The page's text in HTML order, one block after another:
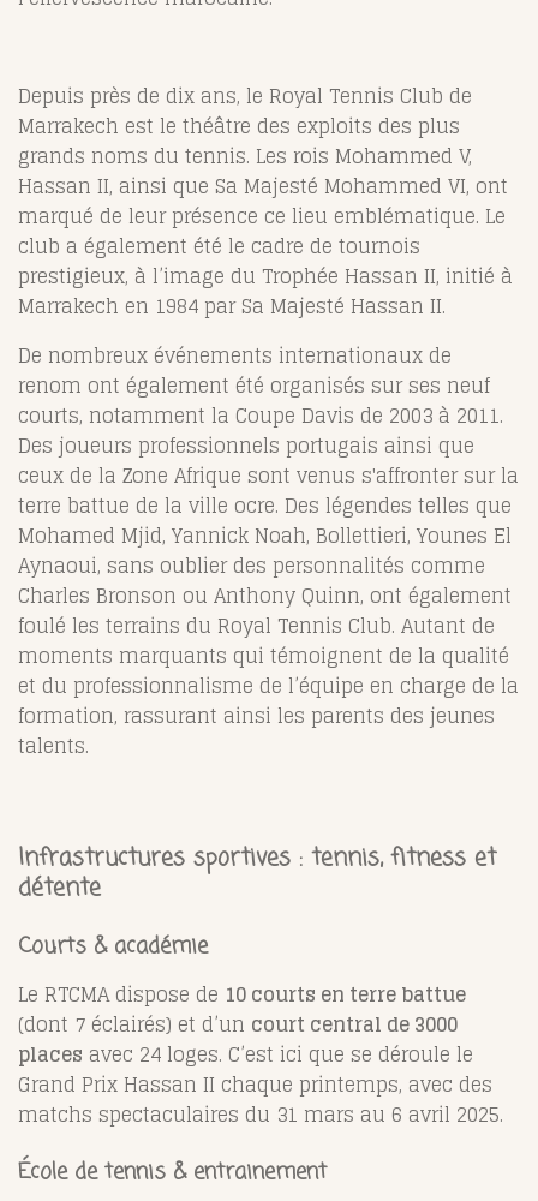
Depuis près de dix ans, le Royal Tennis Club de
Marrakech est le théâtre des exploits des plus
grands noms du tennis. Les rois Mohammed V,
Hassan II, ainsi que Sa Majesté Mohammed VI, ont
marqué de leur présence ce lieu emblématique. Le
club a également été le cadre de tournois
prestigieux, à l’image du Trophée Hassan II, initié à
Marrakech en 1984 par Sa Majesté Hassan II.
De nombreux événements internationaux de
renom ont également été organisés sur ses neuf
courts, notamment la Coupe Davis de 2003 à 2011.
Des joueurs professionnels portugais ainsi que
ceux de la Zone Afrique sont venus s'affronter sur la
terre battue de la ville ocre. Des légendes telles que
Mohamed Mjid, Yannick Noah, Bollettieri, Younes El
Aynaoui, sans oublier des personnalités comme
Charles Bronson ou Anthony Quinn, ont également
foulé les terrains du Royal Tennis Club. Autant de
moments marquants qui témoignent de la qualité
et du professionnalisme de l’équipe en charge de la
formation, rassurant ainsi les parents des jeunes
talents.
Infrastructures sportives : tennis, fitness et
détente
Courts & académie
Le RTCMA dispose de 10 courts en terre battue
(dont 7 éclairés) et d’un court central de 3000
places avec 24 loges. C’est ici que se déroule le
Grand Prix Hassan II chaque printemps, avec des
matchs spectaculaires du 31 mars au 6 avril 2025.
École de tennis & entrainement